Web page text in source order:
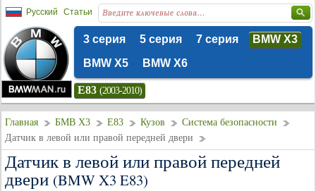
Русский Статьи
3 серия 5 серия 7 серия
BMW X3
BMW X5
BMW X6
E83 (2003-2010)
Главная БМВ Х3 E83 Кузов
Система безопасности
Датчик в левой или правой передней двери
Датчик в левой или правой передней
двери (BMW X3 E83)